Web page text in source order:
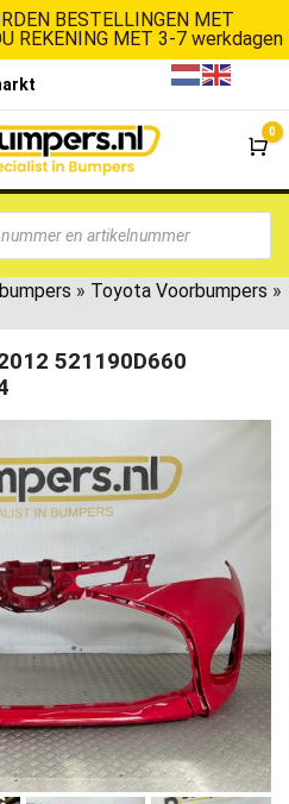
BESTELLINGEN MET
REKENING MET 3-7 werkdagen
0
» Toyota Voorbumpers »
521190D660